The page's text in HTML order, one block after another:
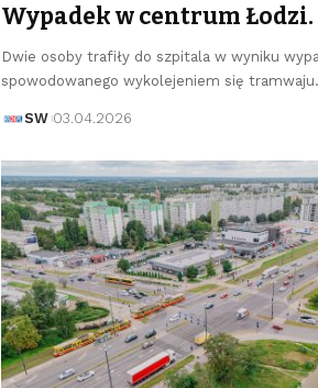
Wypadek w centrum Łodzi.
Dwie osoby trafiły do szpitala w wyniku
spowodowanego wykolejeniem się
SW 03.04.2026